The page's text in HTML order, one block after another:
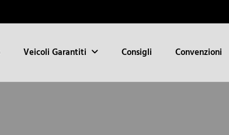
Veicoli Garantiti Consigli Convenzioni